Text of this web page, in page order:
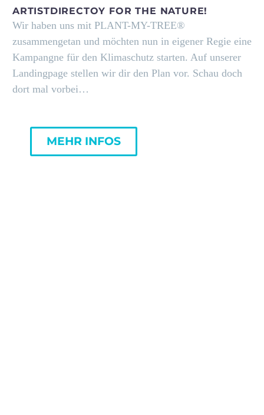
ARTISTDIRECTOY FOR THE NATURE!
Wir haben uns mit PLANT-MY-TREE®
zusammengetan und möchten nun in eigener Regie eine
Kampangne für den Klimaschutz starten. Auf unserer
Landingpage stellen wir dir den Plan vor. Schau doch
dort mal vorbei…
MEHR INFOS